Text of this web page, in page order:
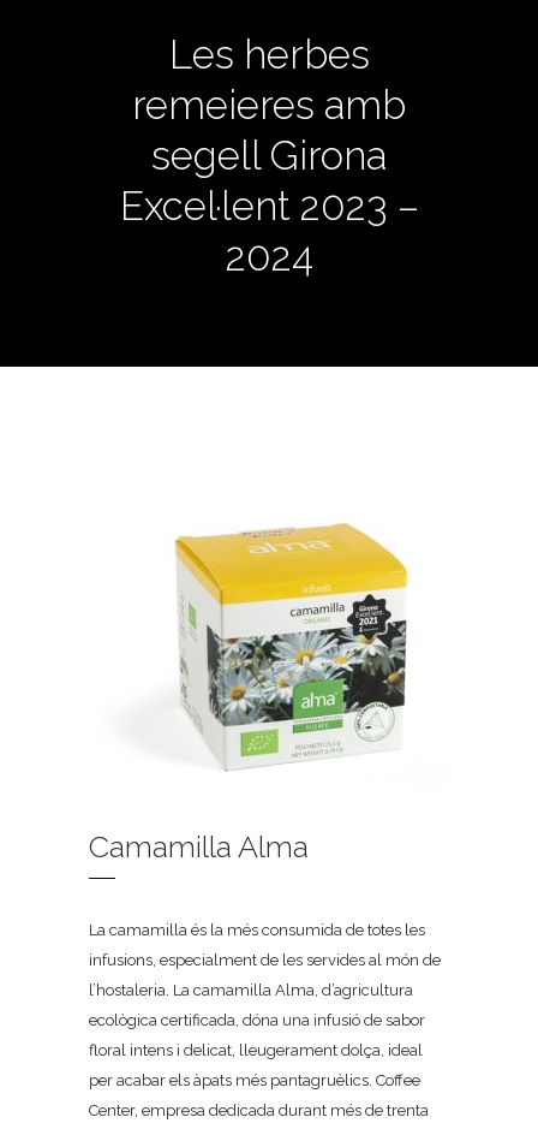
Les herbes
remeieres amb
segell Girona
Excel·lent 2023 –
2024
Camamilla Alma
La camamilla és la més consumida de totes les
infusions, especialment de les servides al món de
l’hostaleria. La camamilla Alma, d’agricultura
ecològica certificada, dóna una infusió de sabor
floral intens i delicat, lleugerament dolça, ideal
per acabar els àpats més pantagruèlics. Coffee
Center, empresa dedicada durant més de trenta